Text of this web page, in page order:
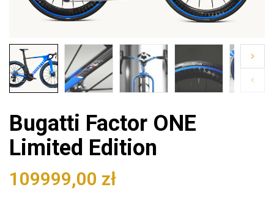
Bugatti Factor ONE
Limited Edition
109999,00 zł